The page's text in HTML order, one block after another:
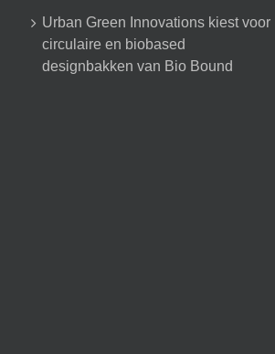
Urban Green Innovations kiest voor
circulaire en biobased
designbakken van Bio Bound